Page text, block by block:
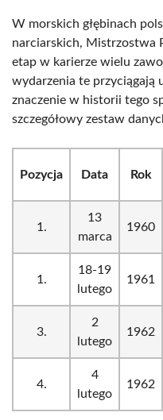
W morskich głębinach
narciarskich, Mistrzostwa
etap w karierze wielu
wydarzenia te przyciągają
znaczenie w historii tego
szczegółowy zestaw
Pozycja Data Rok
1.
13
marca
1960
1.
18-19
lutego
1961
3.
2
lutego
1962
4.
4
lutego
1962